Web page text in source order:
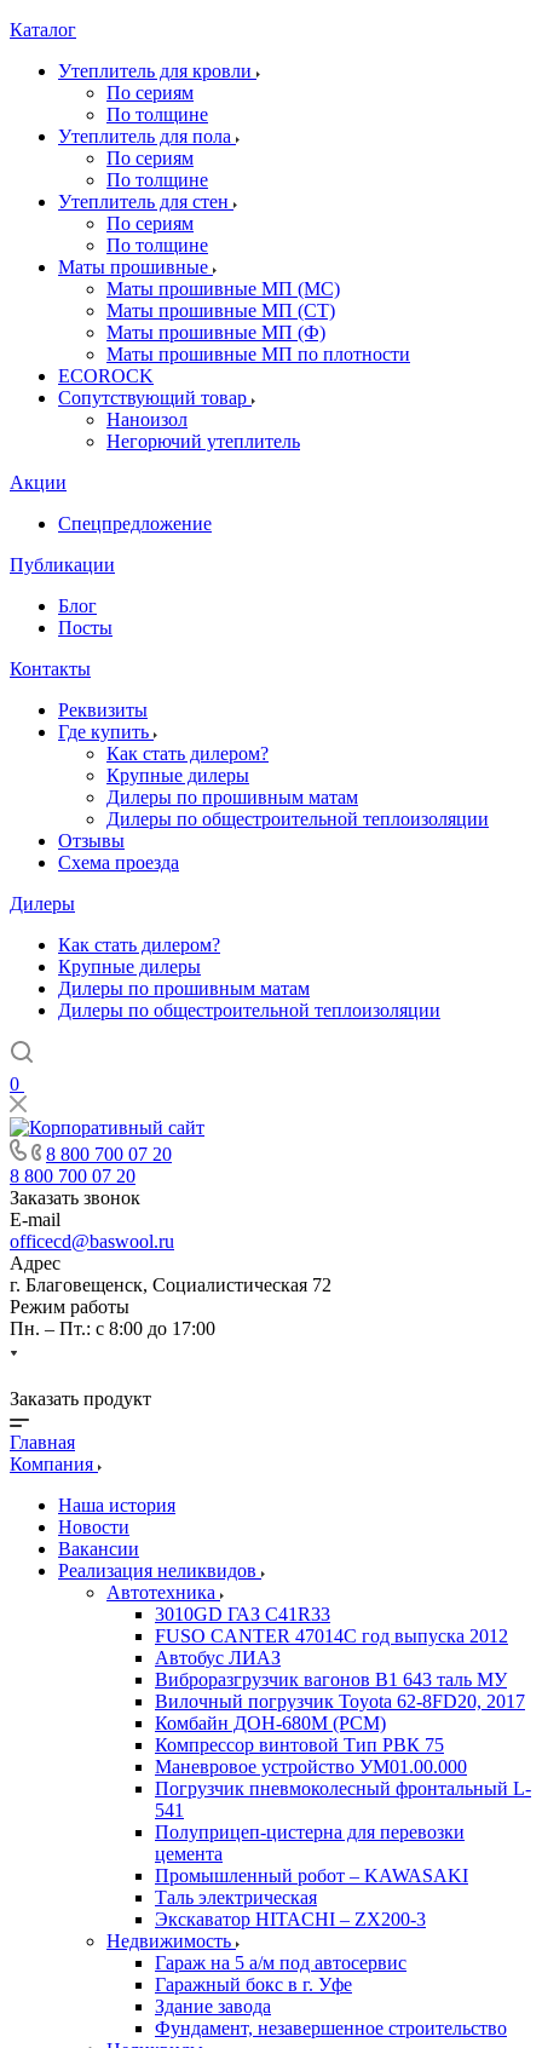
Каталог
Утеплитель для кровли
По сериям
По толщине
Утеплитель для пола
По сериям
По толщине
Утеплитель для стен
По сериям
По толщине
Маты прошивные
Маты прошивные МП (МС)
Маты прошивные МП (СТ)
Маты прошивные МП (Ф)
Маты прошивные МП по плотности
ECOROCK
Сопутствующий товар
Наноизол
Негорючий утеплитель
Акции
Спецпредложение
Публикации
Блог
Посты
Контакты
Реквизиты
Где купить
Как стать дилером?
Крупные дилеры
Дилеры по прошивным матам
Дилеры по общестроительной теплоизоляции
Отзывы
Схема проезда
Дилеры
Как стать дилером?
Крупные дилеры
Дилеры по прошивным матам
Дилеры по общестроительной теплоизоляции
0
8 800 700 07 20
8 800 700 07 20
Заказать звонок
E-mail
officecd@baswool.ru
Адрес
г. Благовещенск, Социалистическая 72
Режим работы
Пн. – Пт.: с 8:00 до 17:00
Заказать продукт
Главная
Компания
Наша история
Новости
Вакансии
Реализация неликвидов
Автотехника
3010GD ГАЗ С41R33
FUSO CANTER 47014C год выпуска 2012
Автобус ЛИАЗ
Виброразгрузчик вагонов В1 643 таль МУ
Вилочный погрузчик Toyota 62-8FD20, 2017
Комбайн ДОН-680М (РСМ)
Компрессор винтовой Тип РВК 75
Маневровое устройство УМ01.00.000
Погрузчик пневмоколесный фронтальный L-
541
Полуприцеп-цистерна для перевозки
цемента
Промышленный робот – KAWASAKI
Таль электрическая
Экскаватор HITACHI – ZX200-3
Недвижимость
Гараж на 5 а/м под автосервис
Гаражный бокс в г. Уфе
Здание завода
Фундамент, незавершенное строительство